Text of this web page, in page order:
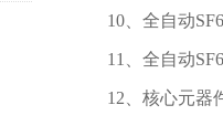
10、全自动
11、全自动
12、核心元器